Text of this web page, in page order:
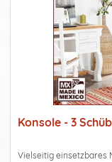
Konsole - 3
Vielseitig einsetzbares